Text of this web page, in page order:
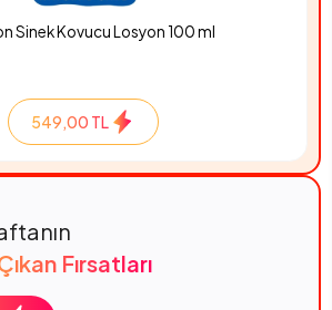
Sinek Kovucu Losyon 100 ml
549,00 TL
Fırsatları